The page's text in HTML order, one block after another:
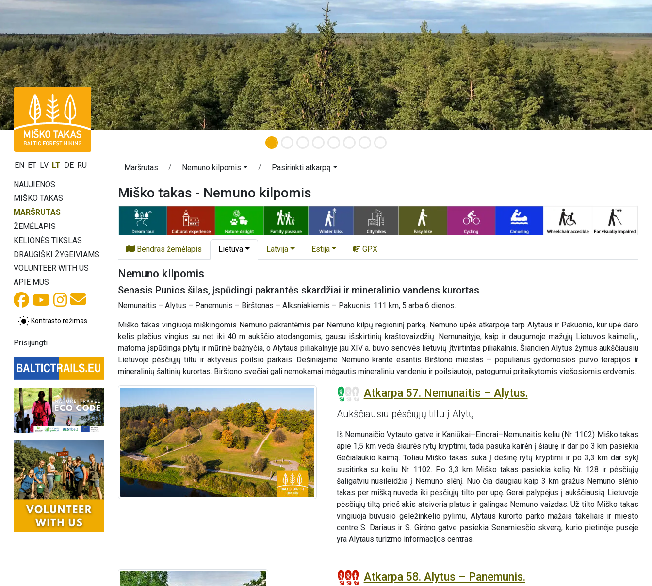
EN ET LV LT DE RU
NAUJIENOS
MIŠKO TAKAS
MARŠRUTAS
ŽEMĖLAPIS
KELIONĖS TIKSLAS
DRAUGIŠKI ŽYGEIVIAMS
VOLUNTEER WITH US
APIE MUS
Kontrasto režimas
Prisijungti
Maršrutas Nemuno kilpomis Pasirinkti atkarpą
Miško takas - Nemuno kilpomis
Bendras žemėlapis Lietuva Latvija Estija GPX
Nemuno kilpomis
Senasis Punios šilas, įspūdingi pakrantės skardžiai ir mineralinio vandens kurortas
Nemunaitis – Alytus – Panemunis – Birštonas – Alksniakiemis – Pakuonis: 111 km, 5 arba 6 dienos.
Miško takas vingiuoja miškingomis Nemuno pakrantėmis per Nemuno kilpų regioninį parką. Nemuno upės atkarpoje tarp Alytaus ir Pakuonio, kur upė daro
kelis plačius vingius su net iki 40 m aukščio atodangomis, gausu išskirtinių kraštovaizdžių. Nemunaityje, kaip ir daugumoje mažųjų Lietuvos kaimelių,
matoma įspūdinga plytų ir mūrinė bažnyčia, o Alytaus piliakalnyje jau XIV a. buvo senovės lietuvių įtvirtintas piliakalnis. Šiandien Alytus žymus aukščiausiu
Lietuvoje pėsčiųjų tiltu ir aktyvaus poilsio parkais. Dešiniajame Nemuno krante esantis Birštono miestas – populiarus gydomosios purvo terapijos ir
mineralinių šaltinių kurortas. Birštono svečiai gali nemokamai mėgautis mineraliniu vandeniu ir poilsiautojų patogumui pritaikytomis viešosiomis erdvėmis.
Atkarpa 57. Nemunaitis – Alytus.
Aukščiausiu pėsčiųjų tiltu į Alytų
Iš Nemunaičio Vytauto gatve ir Kaniūkai–Einorai–Nemunaitis keliu (Nr. 1102) Miško takas
apie 1,5 km veda šiaurės rytų kryptimi, tada pasuka kairėn į šiaurę ir dar po 3 km pasiekia
Gečialaukio kaimą. Toliau Miško takas suka į dešinę rytų kryptimi ir po 3,3 km dar sykį
susitinka su keliu Nr. 1102. Po 3,3 km Miško takas pasiekia kelią Nr. 128 ir pėsčiųjų
šaligatviu nusileidžia į Nemuno slėnį. Nuo čia daugiau kaip 3 km gražus Nemuno slėnio
takas per mišką nuveda iki pėsčiųjų tilto per upę. Gerai palypėjus į aukščiausią Lietuvoje
pėsčiųjų tiltą prieš akis atsiveria platus ir galingas Nemuno vaizdas. Už tilto Miško takas
vingiuoja buvusio geležinkelio pylimu, Alytaus kurorto parko mažais takeliais ir miesto
centre S. Dariaus ir S. Girėno gatve pasiekia Senamiesčio skverą, kurio pietinėje pusėje
yra Alytaus turizmo informacijos centras.
Atkarpa 58. Alytus – Panemunis.